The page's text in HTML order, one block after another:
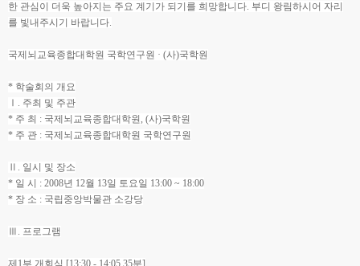
한 관심이 더욱 높아지는 주요 계기가 되기를 희망합니다. 부디 왕림하시어 자리
를 빛내주시기 바랍니다.
국제뇌교육종합대학원 국학연구원 · (사)국학원
* 학술회의 개요
Ⅰ. 주최 및 주관
* 주 최 : 국제뇌교육종합대학원, (사)국학원
* 주 관 : 국제뇌교육종합대학원 국학연구원
Ⅱ. 일시 및 장소
* 일 시 : 2008년 12월 13일 토요일 13:00 ~ 18:00
* 장 소 : 국립중앙박물관 소강당
Ⅲ. 프로그램
제1부 개회식 [13:30 - 14:05 35분]